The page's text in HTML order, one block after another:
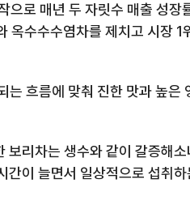
으로 매년 두 자릿수 매출 성장
옥수수수염차를 제치고 시장 1
흐름에 맞춰 진한 맛과 높은
리차는 생수와 같이 갈증해
간이 늘면서 일상적으로 섭취